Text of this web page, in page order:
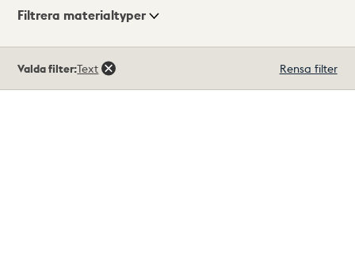
Visningsläge
Filtrera materialtyper
träffar
Valda filter:Text Rensa filter